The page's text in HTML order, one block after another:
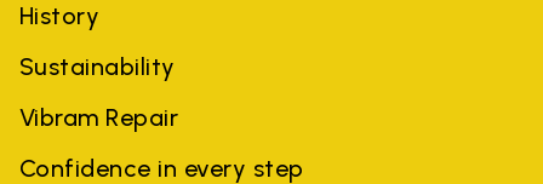
History
Sustainability
Vibram Repair
Confidence in every step